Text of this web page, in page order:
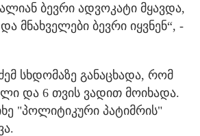
ბევრი ადვოკატი მყავდა,
მნახველები ბევრი იყვნენ“, -
სხდომაზე განაცხადა, რომ
და 6 თვის ვადით მოიხადა.
"პოლიტიკური პატიმრის"